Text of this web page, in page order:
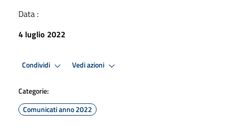
Data :
4 luglio 2022
Condividi Vedi azioni
Categorie:
Comunicati anno 2022